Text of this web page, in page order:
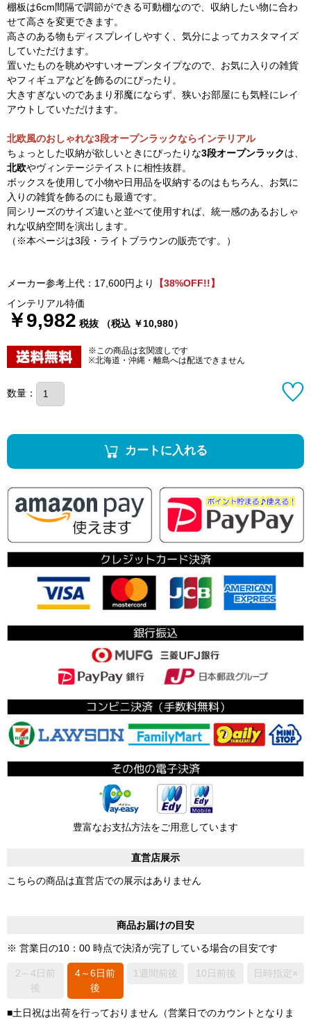
棚板は6cm間隔で調節ができる可動棚なので、収納したい物に合わ
せて高さを変更できます。
高さのある物もディスプレイしやすく、気分によってカスタマイズ
していただけます。
置いたものを眺めやすいオープンタイプなので、お気に入りの雑貨
やフィギュアなどを飾るのにぴったり。
大きすぎないのであまり邪魔にならず、狭いお部屋にも気軽にレイ
アウトしていただけます。
北欧風のおしゃれな3段オープンラックならインテリアル
ちょっとした収納が欲しいときにぴったりな3段オープンラックは、
北欧やヴィンテージテイストに相性抜群。
ボックスを使用して小物や日用品を収納するのはもちろん、お気に
入りの雑貨を飾るのにも最適です。
同シリーズのサイズ違いと並べて使用すれば、統一感のあるおしゃ
れな収納空間を演出します。
（※本ページは3段・ライトブラウンの販売です。）
メーカー参考上代：17,600円より
【38%OFF!!】
インテリアル特価
￥9,982 税抜 （税込 ￥10,980）
※この商品は玄関渡しです
※北海道・沖縄・離島へは配送できません
数量：
カートに入れる
豊富なお支払方法をご用意しています
直営店展示
こちらの商品は直営店での展示はありません
商品お届けの目安
※ 営業日の10：00 時点で決済が完了している場合の目安です
2～4日前
後
4～6日前
後
1週間前後 10日前後 日時指定×
■土日祝は出荷を行っておりません（営業日でのカウントとなりま